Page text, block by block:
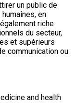
un public de
en
riche
du secteur,
et supérieurs
communication ou
and health